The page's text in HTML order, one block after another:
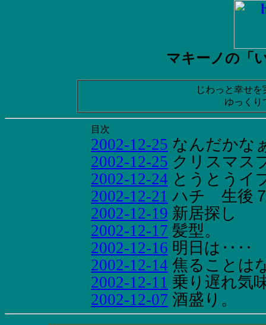
マキーノの「
じわっと幸せ
ゆっくり
目次
2002-12-25 なんだか
2002-12-25 クリスマス
2002-12-24 とうとうイ
2002-12-21 ハチ 生後
2002-12-19 新居探し
2002-12-17 髪型。
2002-12-16 明日は‥‥
2002-12-14 焦ることは
2002-12-11 乗り遅れ気
2002-12-07 酒盛り。